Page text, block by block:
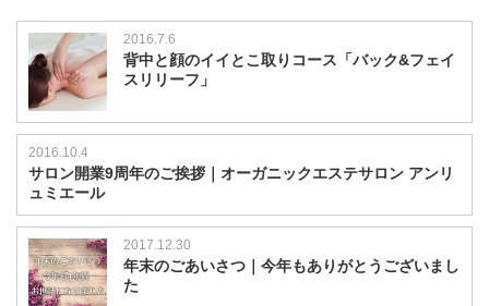
2016.7.6
背中と顔のイイとこ取りコース「バック&フェイ
スリリーフ」
2016.10.4
サロン開業9周年のご挨拶｜オーガニックエステサロン アンリ
ュミエール
2017.12.30
年末のごあいさつ｜今年もありがとうございまし
た